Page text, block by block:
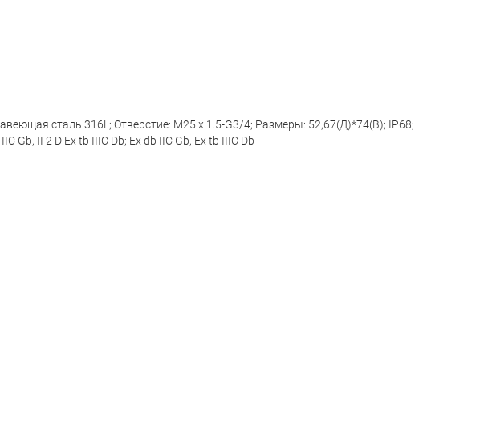
сталь 316L; Отверстие: M25 x 1.5-G3/4; Размеры: 52,67(Д)*74(В); IP68;
Gb, II 2 D Ex tb IIIC Db; Ex db IIC Gb, Ex tb IIIC Db